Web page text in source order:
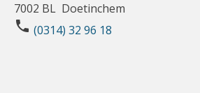
7002 BL Doetinchem
phone (0314) 32 96 18